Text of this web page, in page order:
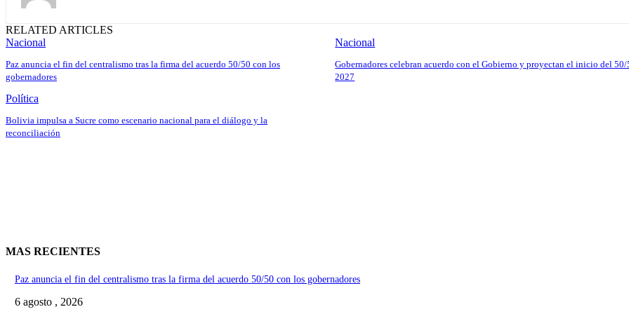
RELATED ARTICLES
Nacional
Paz anuncia el fin del centralismo tras la firma del acuerdo 50/50 con los
gobernadores
Nacional
Gobernadores celebran acuerdo con el Gobierno y proyectan el inicio del 50/
2027
Política
Bolivia impulsa a Sucre como escenario nacional para el diálogo y la
reconciliación
MAS RECIENTES
Paz anuncia el fin del centralismo tras la firma del acuerdo 50/50 con los gobernadores
6 agosto , 2026